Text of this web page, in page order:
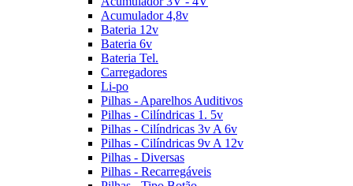
Acumulador 4,8v
Bateria 12v
Bateria 6v
Bateria Tel.
Carregadores
Li-po
Pilhas - Aparelhos Auditivos
Pilhas - Cilíndricas 1. 5v
Pilhas - Cilíndricas 3v A 6v
Pilhas - Cilíndricas 9v A 12v
Pilhas - Diversas
Pilhas - Recarregáveis